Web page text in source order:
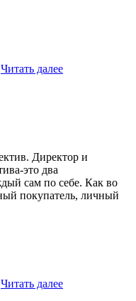
Читать далее
Директор и
это два
сам по себе. Как во
покупатель, личный
Читать далее